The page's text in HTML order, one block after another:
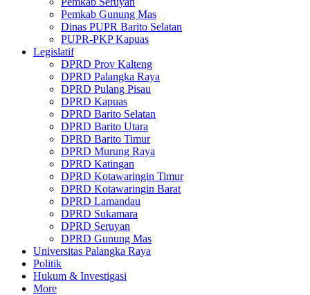
Pemkab Gunung Mas
Dinas PUPR Barito Selatan
PUPR-PKP Kapuas
Legislatif
DPRD Prov Kalteng
DPRD Palangka Raya
DPRD Pulang Pisau
DPRD Kapuas
DPRD Barito Selatan
DPRD Barito Utara
DPRD Barito Timur
DPRD Murung Raya
DPRD Katingan
DPRD Kotawaringin Timur
DPRD Kotawaringin Barat
DPRD Lamandau
DPRD Sukamara
DPRD Seruyan
DPRD Gunung Mas
Universitas Palangka Raya
Politik
Hukum & Investigasi
More